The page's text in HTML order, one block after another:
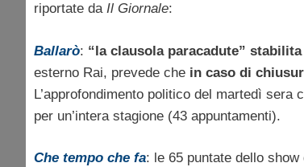
riportate da Il Giornale:
Ballarò: “la clausola paracadute”
esterno Rai, prevede che in caso di
L’approfondimento politico del martedì
per un’intera stagione (43 appuntamenti).
Che tempo che fa: le 65 puntate dello show